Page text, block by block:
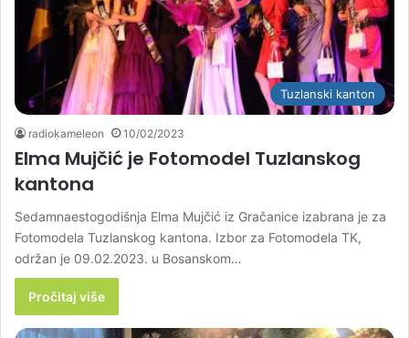
Tuzlanski kanton
radiokameleon 10/02/2023
Elma Mujčić je Fotomodel Tuzlanskog
kantona
Sedamnaestogodišnja Elma Mujčić iz Gračanice izabrana je za
Fotomodela Tuzlanskog kantona. Izbor za Fotomodela TK,
održan je 09.02.2023. u Bosanskom…
Pročitaj više